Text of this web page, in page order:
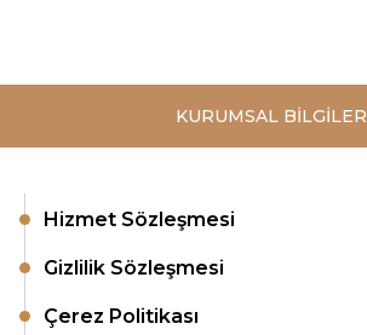
KURUMSAL BİLGİLER
Hizmet Sözleşmesi
Gizlilik Sözleşmesi
Çerez Politikası